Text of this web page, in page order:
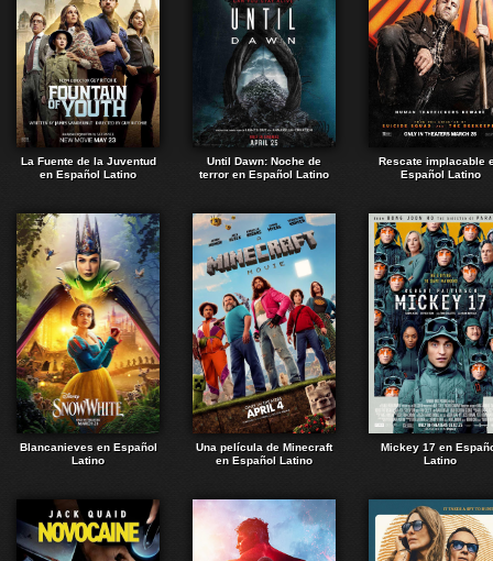
La Fuente de la Juventud
en Español Latino
Until Dawn: Noche de
terror en Español Latino
Rescate implacable
Español Latino
Blancanieves en Español
Latino
Una película de Minecraft
en Español Latino
Mickey 17 en
Latino